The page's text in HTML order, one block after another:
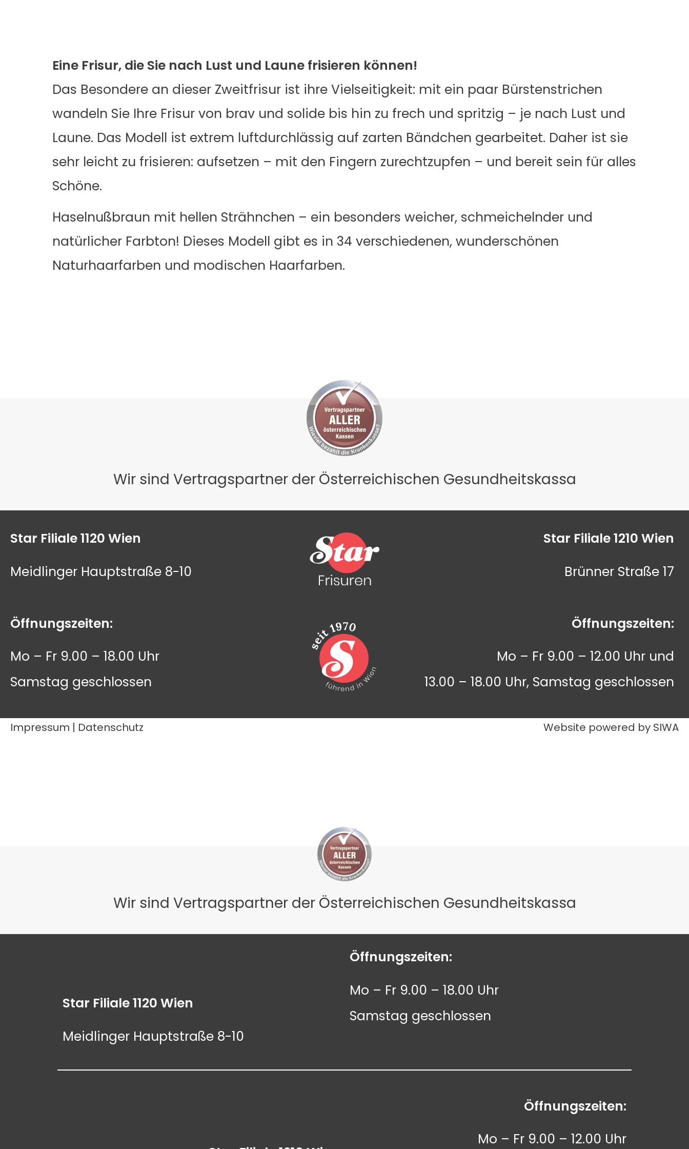
Eine Frisur, die Sie nach Lust und Laune frisieren können!
Das Besondere an dieser Zweitfrisur ist ihre Vielseitigkeit: mit ein paar Bürstenstrichen
wandeln Sie Ihre Frisur von brav und solide bis hin zu frech und spritzig – je nach Lust und
Laune. Das Modell ist extrem luftdurchlässig auf zarten Bändchen gearbeitet. Daher ist sie
sehr leicht zu frisieren: aufsetzen – mit den Fingern zurechtzupfen – und bereit sein für alles
Schöne.
Haselnußbraun mit hellen Strähnchen – ein besonders weicher, schmeichelnder und
natürlicher Farbton! Dieses Modell gibt es in 34 verschiedenen, wunderschönen
Naturhaarfarben und modischen Haarfarben.
Wir sind Vertragspartner der Österreichischen Gesundheitskassa
Star Filiale 1120 Wien
Meidlinger Hauptstraße 8-10
Star Filiale 1210 Wien
Brünner Straße 17
Öffnungszeiten:
Mo – Fr 9.00 – 18.00 Uhr
Samstag geschlossen
Öffnungszeiten:
Mo – Fr 9.00 – 12.00 Uhr und
13.00 – 18.00 Uhr, Samstag geschlossen
Impressum | Datenschutz Website powered by SIWA
Wir sind Vertragspartner der Österreichischen Gesundheitskassa
Star Filiale 1120 Wien
Meidlinger Hauptstraße 8-10
Öffnungszeiten:
Mo – Fr 9.00 – 18.00 Uhr
Samstag geschlossen
Öffnungszeiten:
Mo – Fr 9.00 – 12.00 Uhr